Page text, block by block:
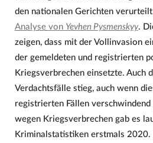
den nationalen Gerichten
Analyse von Yevhen Pysmenskyy.
zeigen, dass mit der Vollinvasion
der gemeldeten und registrierten
Kriegsverbrechen einsetzte. Auch
Verdachtsfälle stieg, auch wenn
registrierten Fällen
wegen Kriegsverbrechen gab es
Kriminalstatistiken erstmals